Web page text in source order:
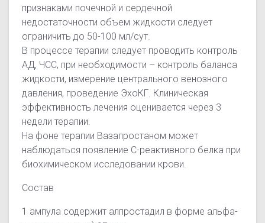
признаками почечной и сердечной
недостаточности объем жидкости следует
ограничить до 50-100 мл/сут.
В процессе терапии следует проводить контроль
АД, ЧСС, при необходимости – контроль баланса
жидкости, измерение центрального венозного
давления, проведение ЭхоКГ. Клиническая
эффективность лечения оценивается через 3
недели терапии.
На фоне терапии Вазапростаном может
наблюдаться появление С-реактивного белка при
биохимическом иcследовании крови.
Состав
1 ампула содержит алпростадил в форме альфа-